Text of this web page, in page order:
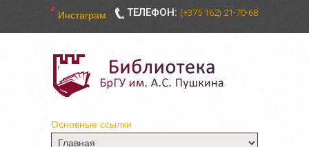
ТЕЛЕФОН: (+375 162) 21-70-68
Инстаграм
Основные ссылки